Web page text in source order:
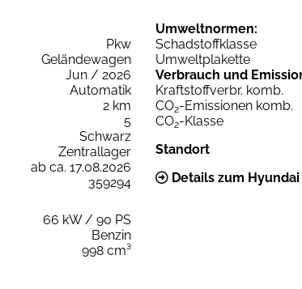
Pkw
Geländewagen
Jun / 2026
Automatik
2 km
5
Schwarz
Zentrallager
ab ca. 17.08.2026
359294
66 kW / 90 PS
Benzin
998 cm³
Umweltnormen:
Schadstoffklasse
Umweltplakette
Verbrauch und
Kraftstoffverbr. komb.
CO2-Emissionen komb.
CO2-Klasse
Standort
Details zum